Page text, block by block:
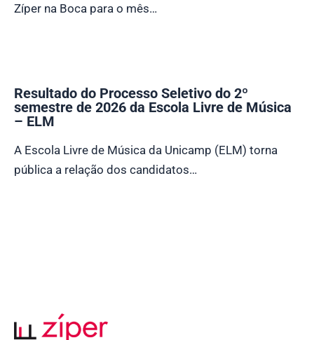
Zíper na Boca para o mês…
Resultado do Processo Seletivo do 2º
semestre de 2026 da Escola Livre de Música
– ELM
A Escola Livre de Música da Unicamp (ELM) torna
pública a relação dos candidatos…